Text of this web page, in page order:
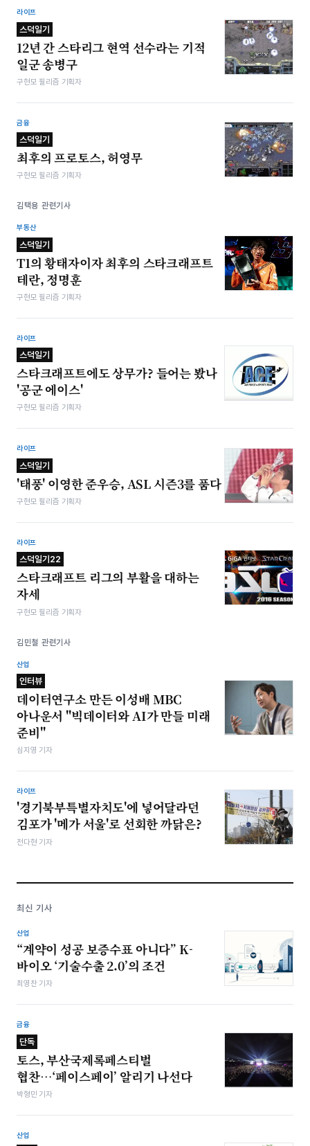
라이프
스덕일기
12년 간 스타리그 현역 선수라는 기적
일군 송병구
구현모 필리즘 기획자
금융
스덕일기
최후의 프로토스, 허영무
구현모 필리즘 기획자
김택용 관련기사
부동산
스덕일기
T1의 황태자이자 최후의 스타크래프트
테란, 정명훈
구현모 필리즘 기획자
라이프
스덕일기
스타크래프트에도 상무가? 들어는 봤나
'공군 에이스'
구현모 필리즘 기획자
라이프
스덕일기
'태풍' 이영한 준우승, ASL 시즌3를 품다
구현모 필리즘 기획자
라이프
스덕일기22
스타크래프트 리그의 부활을 대하는
자세
구현모 필리즘 기획자
김민철 관련기사
산업
인터뷰
데이터연구소 만든 이성배 MBC
아나운서 "빅데이터와 AI가 만들 미래
준비"
심지영 기자
라이프
'경기북부특별자치도'에 넣어달라던
김포가 '메가 서울'로 선회한 까닭은?
전다현 기자
최신 기사
산업
“계약이 성공 보증수표 아니다” K-
바이오 ‘기술수출 2.0’의 조건
최영찬 기자
금융
단독
토스, 부산국제록페스티벌
협찬…‘페이스페이’ 알리기 나선다
박형민 기자
산업